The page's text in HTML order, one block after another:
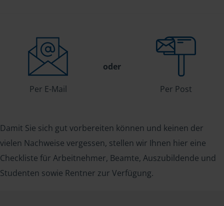
Per E-Mail
oder
Per Post
Damit Sie sich gut vorbereiten können und keinen der
vielen Nachweise vergessen, stellen wir Ihnen hier eine
Checkliste für Arbeitnehmer, Beamte, Auszubildende und
Studenten sowie Rentner zur Verfügung.